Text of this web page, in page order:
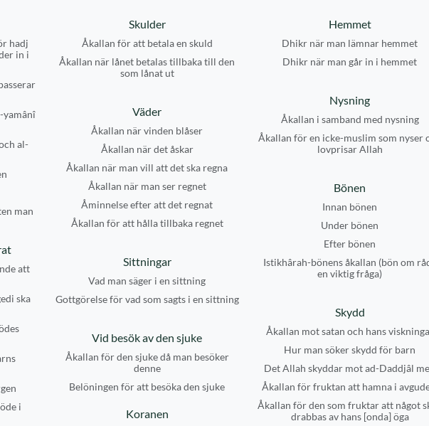
hadj
in i
yamânî
al-
man
Skulder
Åkallan för att betala en skuld
Åkallan när lånet betalas tillbaka till den
som lånat ut
Hemmet
Dhikr när man lämnar hemmet
Dhikr när man går in i hemmet
Nysning
Åkallan i samband med nysning
Åkallan för en icke-muslim som nyser
lovprisar Allah
Väder
Åkallan när vinden blåser
Åkallan när det åskar
Åkallan när man vill att det ska regna
Åkallan när man ser regnet
Åminnelse efter att det regnat
Åkallan för att hålla tillbaka regnet
Bönen
Innan bönen
Under bönen
Efter bönen
Istikhârah-bönens åkallan (bön om
en viktig fråga)
att
ska
i
Sittningar
Vad man säger i en sittning
Gottgörelse för vad som sagts i en sittning
Skydd
Åkallan mot satan och hans
Hur man söker skydd för barn
Det Allah skyddar mot ad-Daddjâl
Åkallan för fruktan att hamna i
Åkallan för den som fruktar att något
drabbas av hans [onda] öga
Vid besök av den sjuke
Åkallan för den sjuke då man besöker
denne
Belöningen för att besöka den sjuke
Koranen